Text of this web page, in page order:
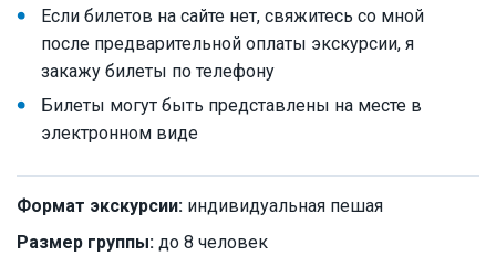
Если билетов на сайте нет, свяжитесь со мной
после предварительной оплаты экскурсии, я
закажу билеты по телефону
Билеты могут быть представлены на месте в
электронном виде
Формат экскурсии: индивидуальная пешая
Размер группы: до 8 человек